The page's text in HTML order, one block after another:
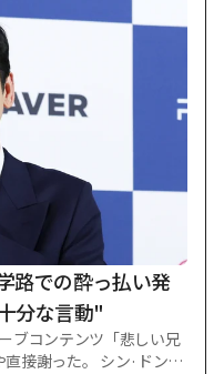
ットを合わせた彼は、飾
らりとしたフィジカルと
コミュニケーションを取
自分の顔が大きくプリ
を残したりもした。 国
ュアルが目を引く。 先
月が昇る川」が6回まで
た。 以後、ジスは一部
車した。 製作会社は7回
に乗り出した。 結局、製
キーイーストを相手
ウォンを賠償せよとい
トの
路での酔っ払い発
分な言動"
ブコンテンツ「悲しい兄
接謝った。 シン·ドンヨ